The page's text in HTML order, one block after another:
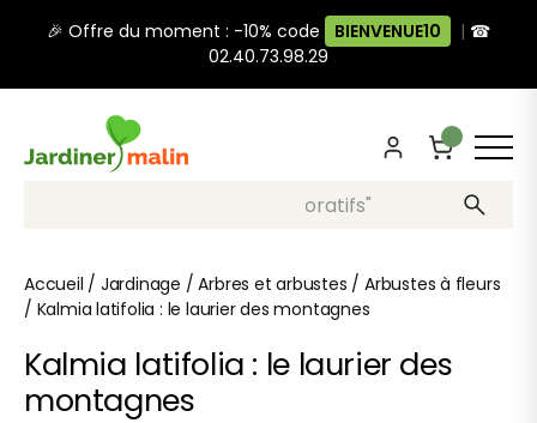
🎉 Offre du moment : -10% code BIENVENUE10 | ☎
02.40.73.98.29
Recherche, ex: "pots décoratifs"
Accueil / Jardinage /Arbres et arbustes /Arbustes à fleurs
/ Kalmia latifolia : le laurier des montagnes
Kalmia latifolia : le laurier des
montagnes